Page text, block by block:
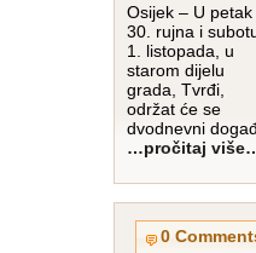
Osijek – U petak
30. rujna i
1. listopada, u
starom dijelu
grada, Tvrđi,
održat će se
dvodnevni
…pročitaj
0